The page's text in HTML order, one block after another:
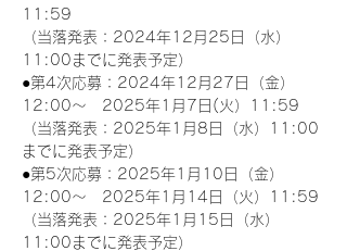
11:59
（当落発表：2024年12月25日（水）
11:00までに発表予定）
●第4次応募：2024年12月27日（金）
12:00～　2025年1月7日(火）11:59
（当落発表：2025年1月8日（水）11:00
までに発表予定）
●第5次応募：2025年1月10日（金）
12:00～　2025年1月14日（火）11:59
（当落発表：2025年1月15日（水）
11:00までに発表予定）